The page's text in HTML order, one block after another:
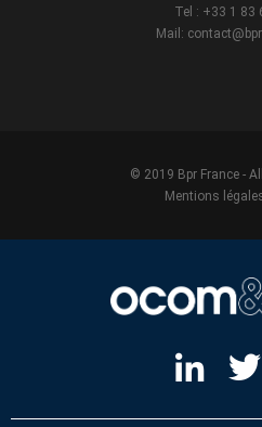
Tel : +33 1 83
Mail:
© 2019 Bpr France -
Mentions